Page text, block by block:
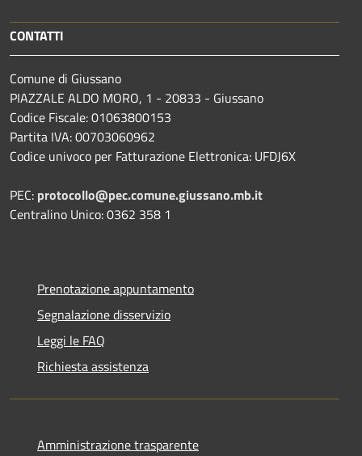
CONTATTI
Comune di Giussano
PIAZZALE ALDO MORO, 1 - 20833 - Giussano
Codice Fiscale: 01063800153
Partita IVA: 00703060962
Codice univoco per Fatturazione Elettronica: UFDJ6X
PEC: protocollo@pec.comune.giussano.mb.it
Centralino Unico: 0362 358 1
Prenotazione appuntamento
Segnalazione disservizio
Leggi le FAQ
Richiesta assistenza
Amministrazione trasparente